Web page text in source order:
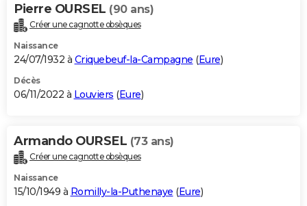
Pierre OURSEL (90 ans)
Créer une cagnotte obsèques
Naissance
24/07/1932 à Criquebeuf-la-Campagne (Eure)
Décès
06/11/2022 à Louviers (Eure)
Armando OURSEL (73 ans)
Créer une cagnotte obsèques
Naissance
15/10/1949 à Romilly-la-Puthenaye (Eure)